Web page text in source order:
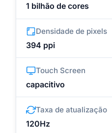
1 bilhão de cores
Densidade de pixels
394 ppi
Touch Screen
capacitivo
Taxa de atualização
120Hz